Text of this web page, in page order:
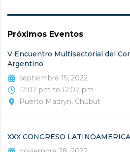
Próximos Eventos
V Encuentro Multisectorial del
Argentino
septiembre 15, 2022
12:07 pm to 12:07 pm
Puerto Madryn, Chubut
XXX CONGRESO